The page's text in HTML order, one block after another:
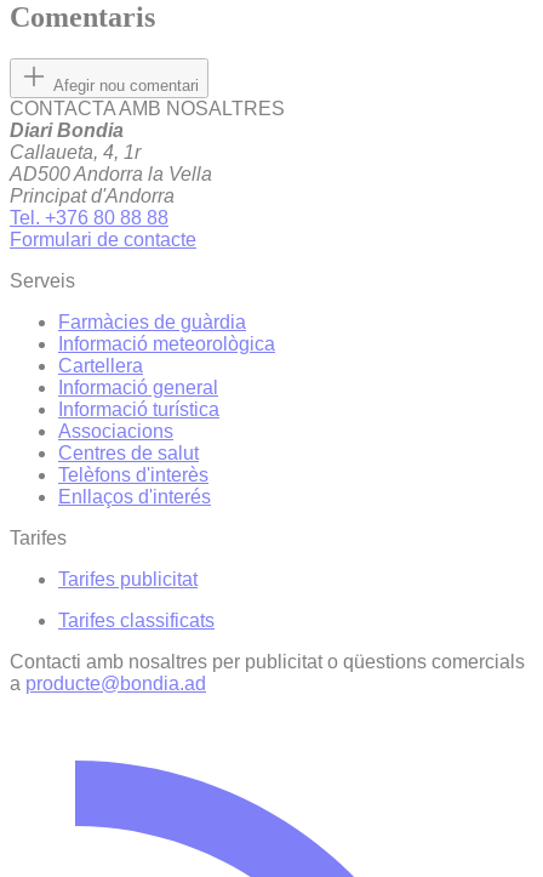
Comentaris
Afegir nou comentari
CONTACTA AMB NOSALTRES
Diari Bondia
Callaueta, 4, 1r
AD500 Andorra la Vella
Principat d'Andorra
Tel. +376 80 88 88
Formulari de contacte
Serveis
Farmàcies de guàrdia
Informació meteorològica
Cartellera
Informació general
Informació turística
Associacions
Centres de salut
Telèfons d'interès
Enllaços d'interés
Tarifes
Tarifes publicitat
Tarifes classificats
Contacti amb nosaltres per publicitat o qüestions comercials
a producte@bondia.ad